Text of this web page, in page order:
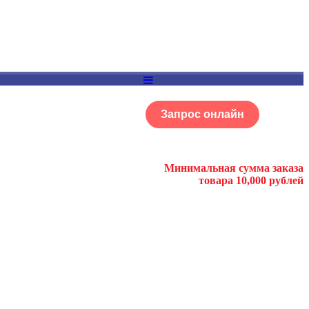
Запрос онлайн
Минимальная сумма заказа
товара 10,000 рублей